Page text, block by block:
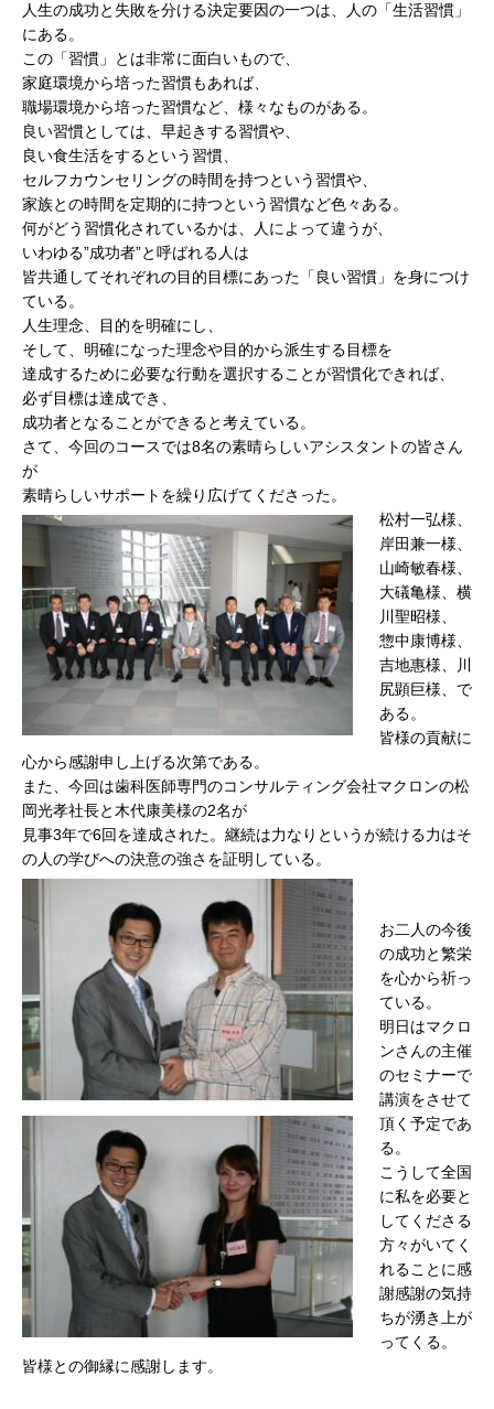
人生の成功と失敗を分ける決定要因の一つは、人の「生活習慣」
にある。
この「習慣」とは非常に面白いもので、
家庭環境から培った習慣もあれば、
職場環境から培った習慣など、様々なものがある。
良い習慣としては、早起きする習慣や、
良い食生活をするという習慣、
セルフカウンセリングの時間を持つという習慣や、
家族との時間を定期的に持つという習慣など色々ある。
何がどう習慣化されているかは、人によって違うが、
いわゆる”成功者”と呼ばれる人は
皆共通してそれぞれの目的目標にあった「良い習慣」を身につけ
ている。
人生理念、目的を明確にし、
そして、明確になった理念や目的から派生する目標を
達成するために必要な行動を選択することが習慣化できれば、
必ず目標は達成でき、
成功者となることができると考えている。
さて、今回のコースでは8名の素晴らしいアシスタントの皆さん
が
素晴らしいサポートを繰り広げてくださった。
松村一弘様、
岸田兼一様、
山崎敏春様、
大礒亀様、横
川聖昭様、
惣中康博様、
吉地惠様、川
尻顕巨様、で
ある。
皆様の貢献に
心から感謝申し上げる次第である。
また、今回は歯科医師専門のコンサルティング会社マクロンの松
岡光孝社長と木代康美様の2名が
見事3年で6回を達成された。継続は力なりというが続ける力はそ
の人の学びへの決意の強さを証明している。
お二人の今後
の成功と繁栄
を心から祈っ
ている。
明日はマクロ
ンさんの主催
のセミナーで
講演をさせて
頂く予定であ
る。
こうして全国
に私を必要と
してくださる
方々がいてく
れることに感
謝感謝の気持
ちが湧き上が
ってくる。
皆様との御縁に感謝します。